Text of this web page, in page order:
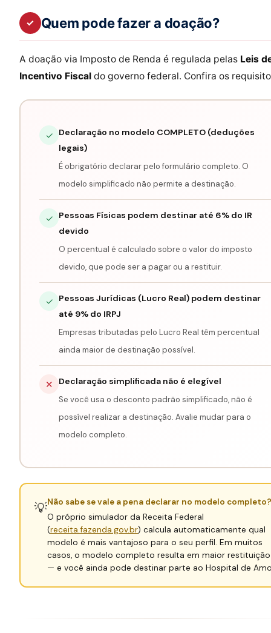
✓ Quem pode fazer a doação?
A doação via Imposto de Renda é regulada pelas Leis
Incentivo Fiscaldo governo federal. Confira os
✓
Declaração no modelo COMPLETO (deduções
legais)
É obrigatório declarar pelo formulário completo. O
modelo simplificado não permite a destinação.
✓
Pessoas Físicas podem destinar até 6% do IR
devido
O percentual é calculado sobre o valor do imposto
devido, que pode ser a pagar ou a restituir.
✓
Pessoas Jurídicas (Lucro Real) podem destinar
até 9% do IRPJ
Empresas tributadas pelo Lucro Real têm percentual
ainda maior de destinação possível.
✕ Declaração simplificada não é elegível
Se você usa o desconto padrão simplificado, não é
possível realizar a destinação. Avalie mudar para o
modelo completo.
💡Não sabe se vale a pena declarar no modelo completo?
O próprio simulador da Receita Federal
(receita.fazenda.gov.br) calcula automaticamente qual
modelo é mais vantajoso para o seu perfil. Em muitos
casos, o modelo completo resulta em maior restituição
— e você ainda pode destinar parte ao Hospital de